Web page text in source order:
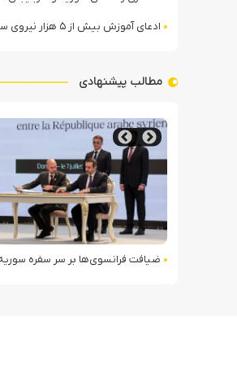
ادعای آموزش بیش از ۵ هزار نیروی سومالیایی با نظارت عربستان
مطالب پیشنهادی
ضیافت فرانسوی‌ها بر سر سفره